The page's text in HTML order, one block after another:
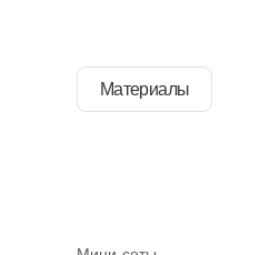
Материалы